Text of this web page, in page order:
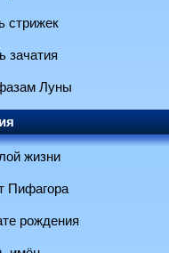
стрижек
зачатия
Луны
жизни
Пифагора
рождения